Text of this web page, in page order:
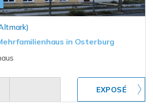
in Osterburg